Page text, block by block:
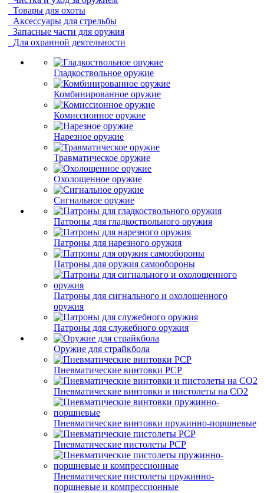
Товары для охоты
Аксессуары для стрельбы
Запасные части для оружия
Для охранной деятельности
Гладкоствольное оружие
Комбинированное оружие
Комиссионное оружие
Нарезное оружие
Травматическое оружие
Охолощенное оружие
Сигнальное оружие
Патроны для гладкоствольного оружия
Патроны для нарезного оружия
Патроны для оружия самообороны
Патроны для сигнального и охолощенного
оружия
Патроны для служебного оружия
Оружие для страйкбола
Пневматические винтовки PCP
Пневматические винтовки и пистолеты на CO2
Пневматические винтовки пружинно-поршневые
Пневматические пистолеты PCP
Пневматические пистолеты пружинно-
поршневые и компрессионные